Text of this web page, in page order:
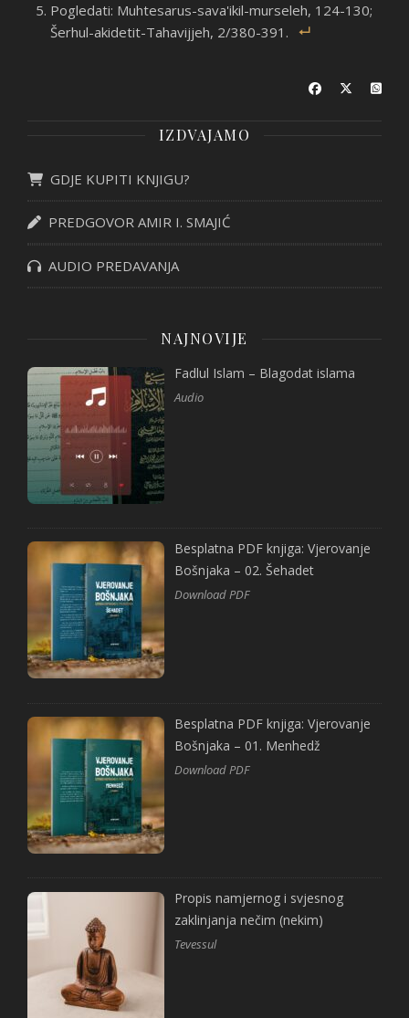
Pogledati: Muhtesarus-sava'ikil-murseleh, 124-130;
Šerhul-akidetit-Tahavijjeh, 2/380-391.
IZDVAJAMO
GDJE KUPITI KNJIGU?
PREDGOVOR AMIR I. SMAJIĆ
AUDIO PREDAVANJA
NAJNOVIJE
Fadlul Islam – Blagodat islama
Audio
Besplatna PDF knjiga: Vjerovanje
Bošnjaka – 02. Šehadet
Download PDF
Besplatna PDF knjiga: Vjerovanje
Bošnjaka – 01. Menhedž
Download PDF
Propis namjernog i svjesnog
zaklinjanja nečim (nekim)
Tevessul